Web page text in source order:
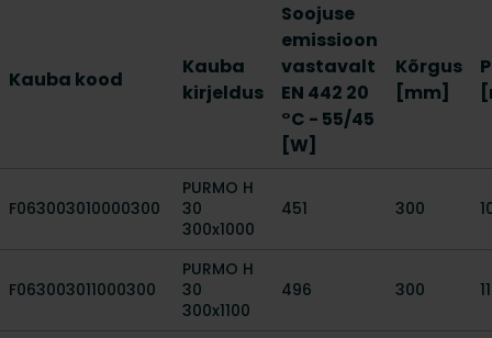
Kauba kood
Kauba
kirjeldus
Soojuse
emissioon
vastavalt
EN 442 20
°C - 55/45
[W]
Kõrgus
[mm]
F063003010000300
PURMO H
30
300x1000
451 300
F063003011000300
PURMO H
30
300x1100
496 300